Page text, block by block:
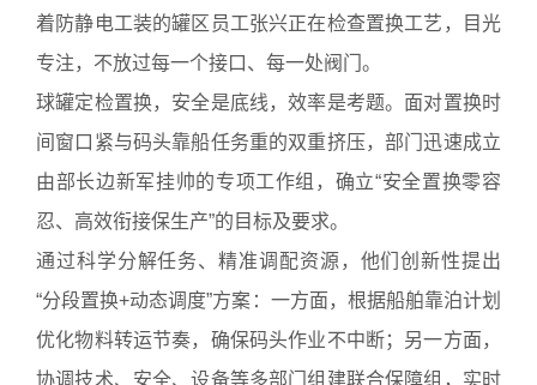
着防静电工装的罐区员工张兴正在检查置换工艺，目光
专注，不放过每一个接口、每一处阀门。
球罐定检置换，安全是底线，效率是考题。面对置换时
间窗口紧与码头靠船任务重的双重挤压，部门迅速成立
由部长边新军挂帅的专项工作组，确立“安全置换零容
忍、高效衔接保生产”的目标及要求。
通过科学分解任务、精准调配资源，他们创新性提出
“分段置换+动态调度”方案：一方面，根据船舶靠泊计划
优化物料转运节奏，确保码头作业不中断；另一方面，
协调技术、安全、设备等多部门组建联合保障组，实时